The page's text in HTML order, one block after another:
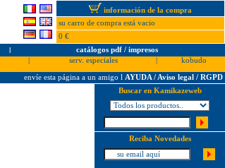
información de la compra
su carro de compra está vacio
0 €
l
catálogos pdf / impresos
serv. especiales
kobudo
envíe esta página a un amigo l AYUDA / Aviso legal / RGPD
Buscar en Kamikazeweb
Reciba Novedades